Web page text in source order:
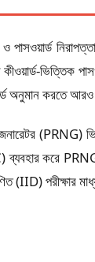
পাসওয়ার্ড
কীওয়ার্ড-
অনুমান করতে
করে PRNG
(IID) পরীক্ষার